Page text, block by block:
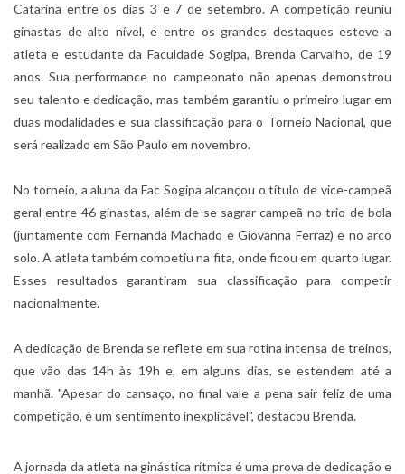
Catarina entre os dias 3 e 7 de setembro. A competição reuniu
ginastas de alto nível, e entre os grandes destaques esteve a
atleta e estudante da Faculdade Sogipa, Brenda Carvalho, de 19
anos. Sua performance no campeonato não apenas demonstrou
seu talento e dedicação, mas também garantiu o primeiro lugar em
duas modalidades e sua classificação para o Torneio Nacional, que
será realizado em São Paulo em novembro.
No torneio, a aluna da Fac Sogipa alcançou o título de vice-campeã
geral entre 46 ginastas, além de se sagrar campeã no trio de bola
(juntamente com Fernanda Machado e Giovanna Ferraz) e no arco
solo. A atleta também competiu na fita, onde ficou em quarto lugar.
Esses resultados garantiram sua classificação para competir
nacionalmente.
A dedicação de Brenda se reflete em sua rotina intensa de treinos,
que vão das 14h às 19h e, em alguns dias, se estendem até a
manhã. "Apesar do cansaço, no final vale a pena sair feliz de uma
competição, é um sentimento inexplicável", destacou Brenda.
A jornada da atleta na ginástica rítmica é uma prova de dedicação e